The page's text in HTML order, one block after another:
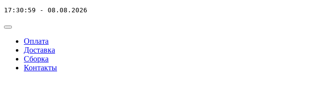
17:30:59 - 08.08.2026
Оплата
Доставка
Сборка
Контакты